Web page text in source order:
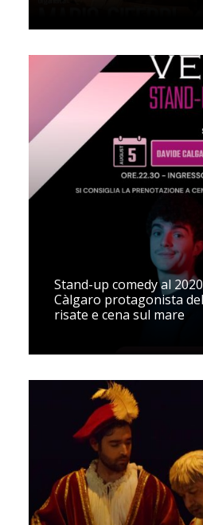
Stand-up comedy al
Càlgaro protagonista
risate e cena sul mare